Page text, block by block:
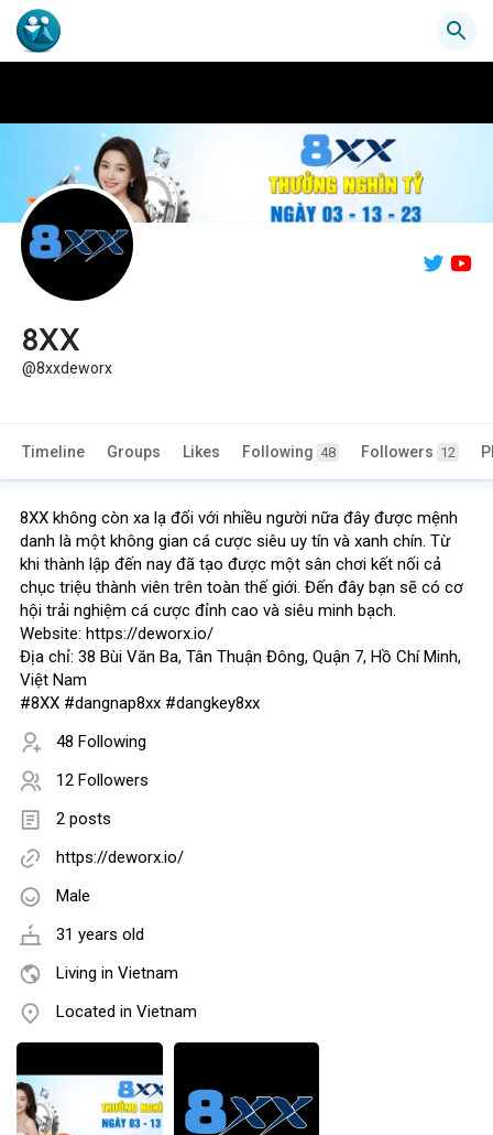
8XX
@8xxdeworx
Timeline Groups Likes Following 48 Followers 12
8XX không còn xa lạ đối với nhiều người nữa đây được mệnh
danh là một không gian cá cược siêu uy tín và xanh chín. Từ
khi thành lập đến nay đã tạo được một sân chơi kết nối cả
chục triệu thành viên trên toàn thế giới. Đến đây bạn sẽ có cơ
hội trải nghiệm cá cược đỉnh cao và siêu minh bạch.
Website: https://deworx.io/
Địa chỉ: 38 Bùi Văn Ba, Tân Thuận Đông, Quận 7, Hồ Chí Minh,
Việt Nam
#8XX #dangnap8xx #dangkey8xx
48 Following
12 Followers
2 posts
https://deworx.io/
Male
31 years old
Living in Vietnam
Located in Vietnam